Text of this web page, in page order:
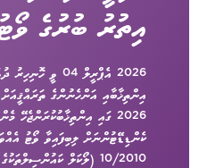
އިތުރު ބުރުގެ
2026 އެޕްރީލް
އިންތިޚާބާއި އަންހެނުންގެ
2026 ގައި
ކެންޑިޑޭޓުންނަށް ލިބިފައިވާ ވޯޓު